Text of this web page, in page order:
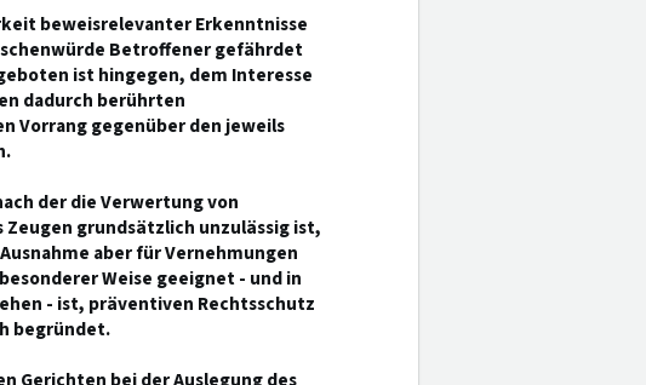
beweisrelevanter Erkenntnisse
Betroffener gefährdet
ist hingegen, dem Interesse
dadurch berührten
Vorrang gegenüber den jeweils
der die Verwertung von
grundsätzlich unzulässig ist,
aber für Vernehmungen
Weise geeignet - und in
- ist, präventiven Rechtsschutz
begründet.